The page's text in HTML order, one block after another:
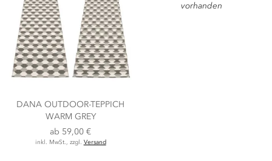
DANA OUTDOOR-TEPPICH
WARM GREY
ab 59,00 €
inkl. MwSt., zzgl. Versand
vorhanden